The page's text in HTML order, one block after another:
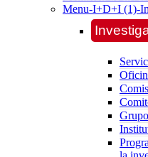
Menu-I+D+I (1)-